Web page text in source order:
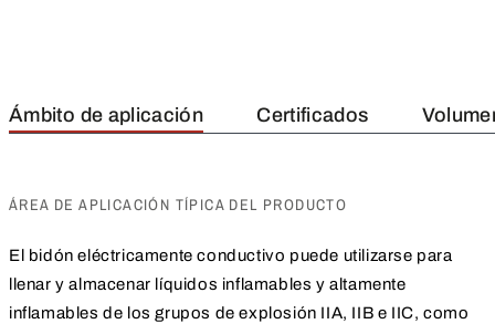
Ámbito de aplicación Certificados
ÁREA DE APLICACIÓN TÍPICA DEL PRODUCTO
El bidón eléctricamente conductivo puede utilizarse para
llenar y almacenar líquidos inflamables y altamente
inflamables de los grupos de explosión IIA, IIB e IIC, como